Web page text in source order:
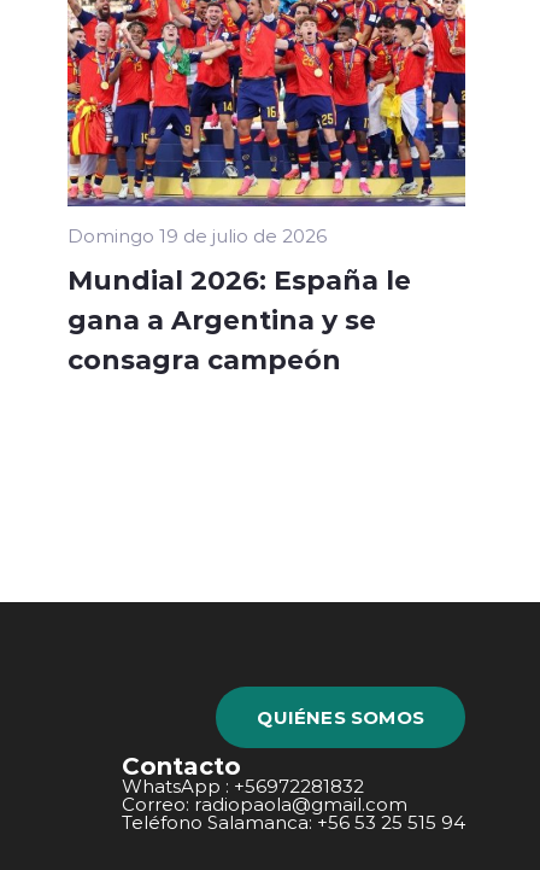
Domingo 19 de julio de 2026
Mundial 2026: España le
gana a Argentina y se
consagra campeón
QUIÉNES SOMOS
Contacto
WhatsApp : +56972281832
Correo: radiopaola@gmail.com
Teléfono Salamanca: +56 53 25 515 94